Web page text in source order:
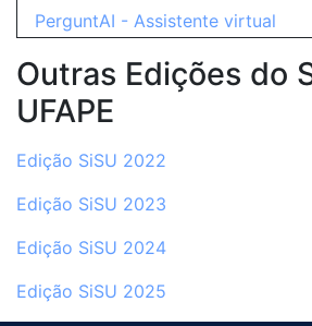
Outras Edições do
UFAPE
Edição SiSU 2022
Edição SiSU 2023
Edição SiSU 2024
Edição SiSU 2025
PerguntAI - Assistente virtual